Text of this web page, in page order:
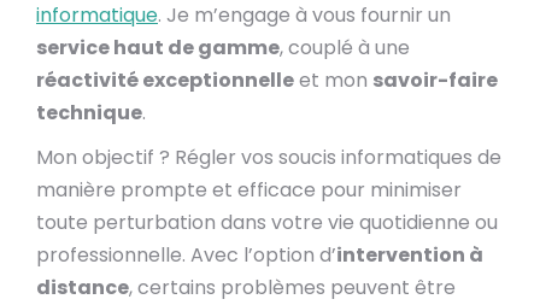
informatique. Je m’engage à vous fournir un
service haut de gamme, couplé à une
réactivité exceptionnelleet mon savoir-faire
technique.
Mon objectif ? Régler vos soucis informatiques de
manière prompte et efficace pour minimiser
toute perturbation dans votre vie quotidienne ou
professionnelle. Avec l’option d’intervention à
distance, certains problèmes peuvent être